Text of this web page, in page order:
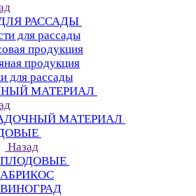
РАССАДЫ
для рассады
продукция
продукция
для рассады
МАТЕРИАЛ
МАТЕРИАЛ
Назад
ПЛОДОВЫЕ
АБРИКОС
ВИНОГРАД